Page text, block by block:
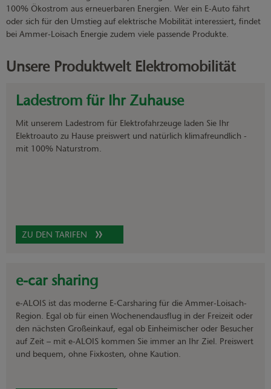
100% Ökostrom aus erneuerbaren Energien. Wer ein E-Auto fährt
oder sich für den Umstieg auf elektrische Mobilität interessiert, findet
bei Ammer-Loisach Energie zudem viele passende Produkte.
Unsere Produktwelt Elektromobilität
Ladestrom für Ihr Zuhause
Mit unserem Ladestrom für Elektrofahrzeuge laden Sie Ihr
Elektroauto zu Hause preiswert und natürlich klimafreundlich -
mit 100% Naturstrom.
ZU DEN TARIFEN
e-car sharing
e-ALOIS ist das moderne E-Carsharing für die Ammer-Loisach-
Region. Egal ob für einen Wochenendausflug in der Freizeit oder
den nächsten Großeinkauf, egal ob Einheimischer oder Besucher
auf Zeit – mit e-ALOIS kommen Sie immer an Ihr Ziel. Preiswert
und bequem, ohne Fixkosten, ohne Kaution.